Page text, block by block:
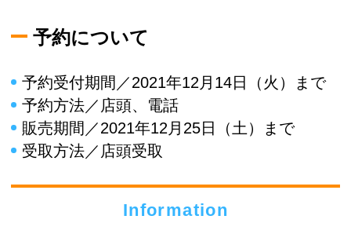
予約について
予約受付期間／2021年12月14日（火）まで
予約方法／店頭、電話
販売期間／2021年12月25日（土）まで
受取方法／店頭受取
Information